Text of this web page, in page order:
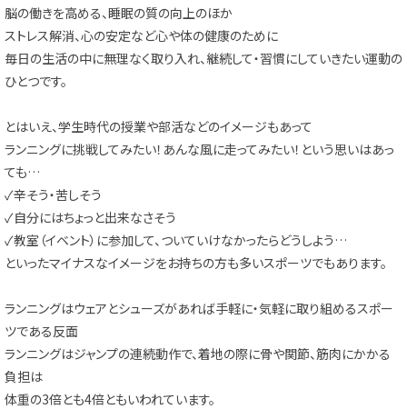
脳の働きを高める、睡眠の質の向上のほか
ストレス解消、心の安定など心や体の健康のために
毎日の生活の中に無理なく取り入れ、継続して・習慣にしていきたい運動の
ひとつです。
とはいえ、学生時代の授業や部活などのイメージもあって
ランニングに挑戦してみたい！あんな風に走ってみたい！という思いはあっ
ても…
✓辛そう・苦しそう
✓自分にはちょっと出来なさそう
✓教室（イベント）に参加して、ついていけなかったらどうしよう…
といったマイナスなイメージをお持ちの方も多いスポーツでもあります。
ランニングはウェアとシューズがあれば手軽に・気軽に取り組めるスポー
ツである反面
ランニングはジャンプの連続動作で、着地の際に骨や関節、筋肉にかかる
負担は
体重の3倍とも4倍ともいわれています。